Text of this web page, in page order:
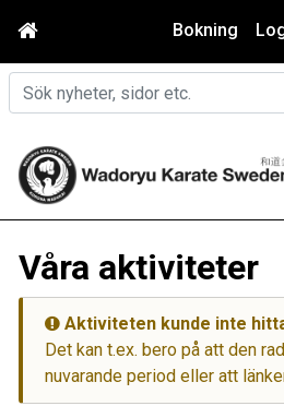
Bokning
Våra aktiviteter
Aktiviteten kunde inte
Det kan t.ex. bero på att den
nuvarande period eller att